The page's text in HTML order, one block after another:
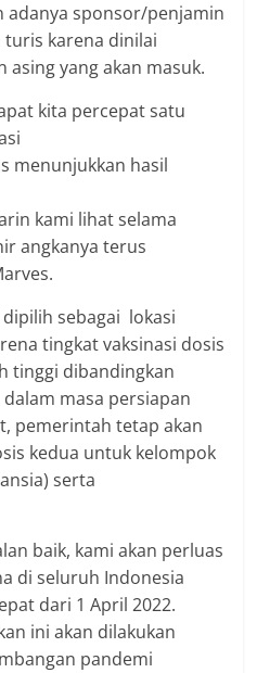
adanya sponsor/penjamin
karena dinilai
yang akan masuk.
kita percepat satu
menunjukkan hasil
kami lihat selama
angkanya terus
sebagai lokasi
tingkat vaksinasi dosis
tinggi dibandingkan
masa persiapan
pemerintah tetap akan
kedua untuk kelompok
serta
baik, kami akan perluas
di seluruh Indonesia
dari 1 April 2022.
ini akan dilakukan
pandemi